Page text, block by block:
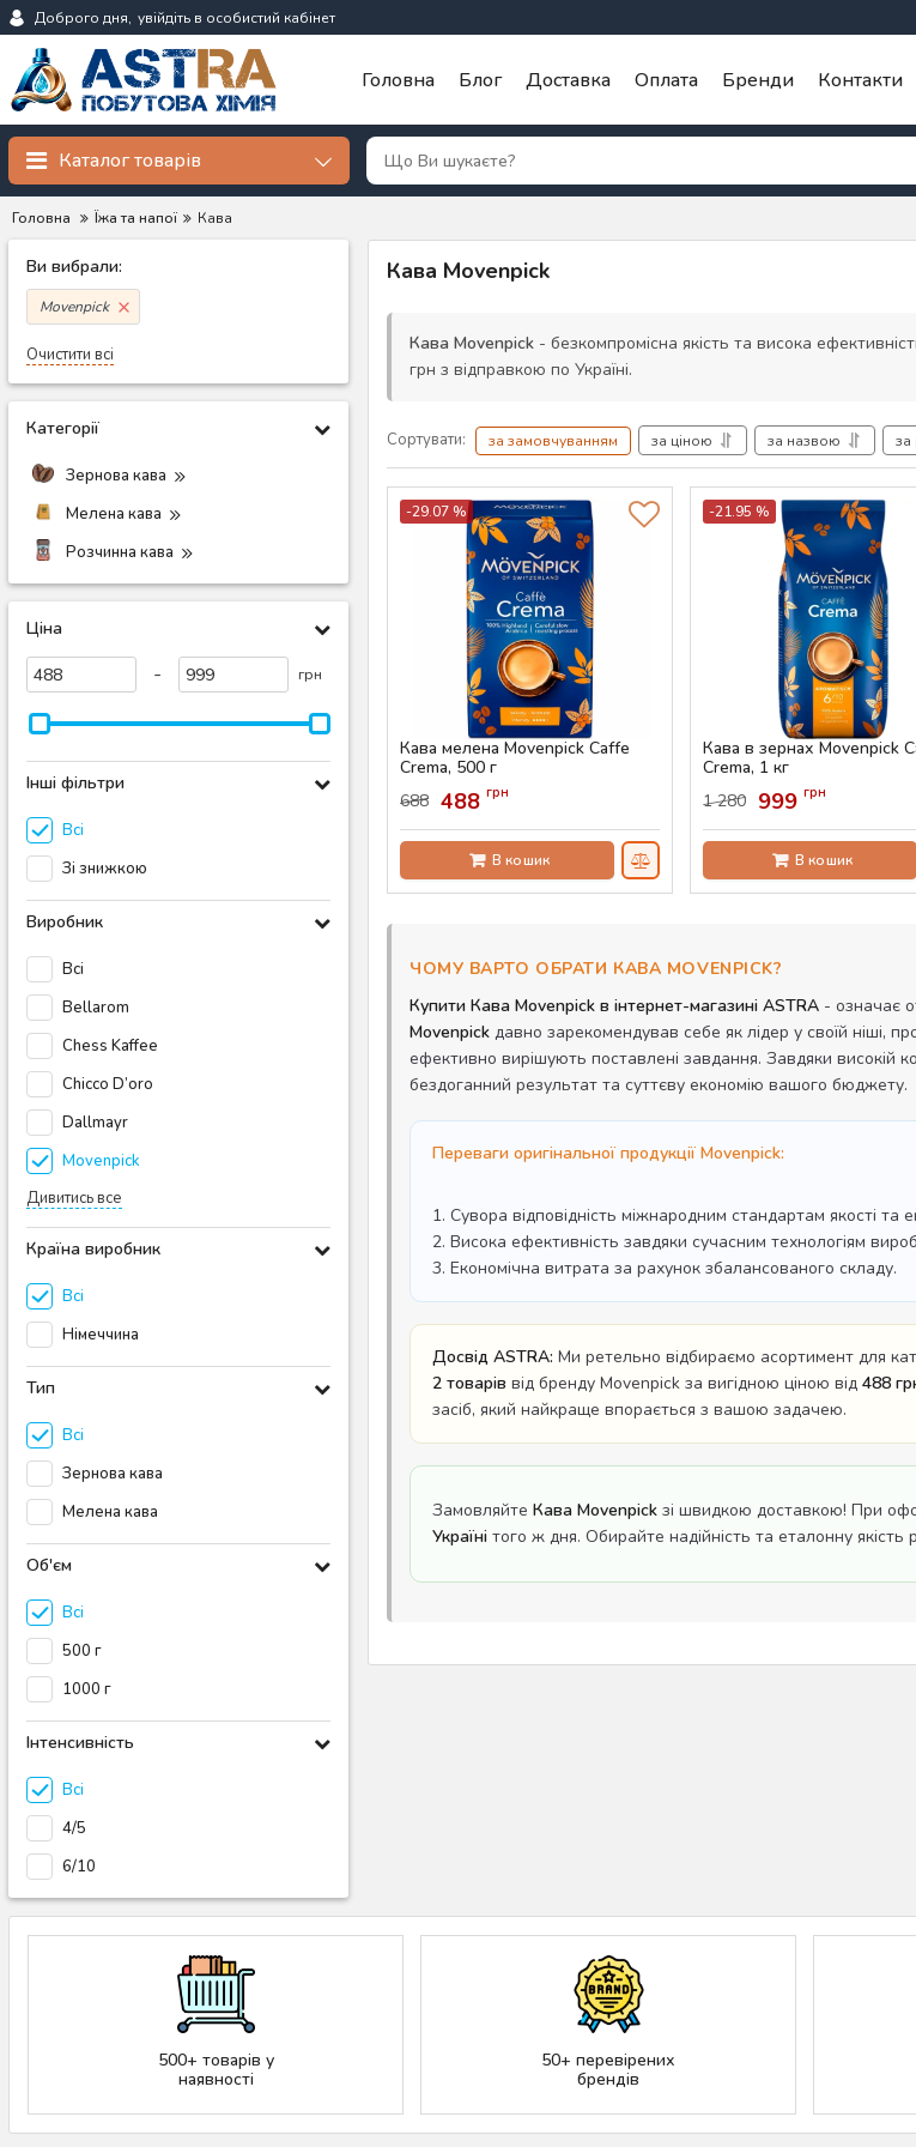
Доброго дня, увійдіть в особистий кабінет
Головна Блог Доставка Оплата Бренди Контакти
Каталог товарів
Головна Їжа та напої Кава
Ви вибрали:
Movenpick
Очистити всі
Категорії
Зернова кава
Мелена кава
Розчинна кава
Ціна
- грн
Інші фільтри
Всі
Зі знижкою
Виробник
Всі
Bellarom
Chess Kaffee
Chicco D’oro
Dallmayr
Movenpick
Дивитись все
Країна виробник
Всі
Німеччина
Тип
Всі
Зернова кава
Мелена кава
Об'єм
Всі
500 г
1000 г
Інтенсивність
Всі
4/5
6/10
Кава Movenpick
Кава Movenpick - безкомпромісна якість та висока
грн з відправкою по Україні.
Сортувати: за замовчуванням за ціною за назвою за
-29.07 %
Кава мелена Movenpick Caffe
Crema, 500 г
Артикул:AS-00736
688 488 грн
В кошик
-21.95 %
Кава в зернах Movenpick
Crema, 1 кг
Артикул:AS-00735
1 280 999 грн
В кошик
ЧОМУ ВАРТО ОБРАТИ КАВА MOVENPICK?
Купити Кава Movenpick в інтернет-магазині ASTRA - означає
Movenpick давно зарекомендував себе як лідер у своїй ніші,
ефективно вирішують поставлені завдання. Завдяки високій
бездоганний результат та суттєву економію вашого бюджету.
Переваги оригінальної продукції Movenpick:
1. Сувора відповідність міжнародним стандартам якості та
2. Висока ефективність завдяки сучасним технологіям
3. Економічна витрата за рахунок збалансованого складу.
Досвід ASTRA: Ми ретельно відбираємо асортимент для
2 товарів від бренду Movenpick за вигідною ціною від 488
засіб, який найкраще впорається з вашою задачею.
Замовляйте Кава Movenpick зі швидкою доставкою! При
Україні того ж дня. Обирайте надійність та еталонну якість
500+ товарів у
наявності
50+ перевірених
брендів